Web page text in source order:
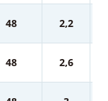
48 2,2
48 2,6